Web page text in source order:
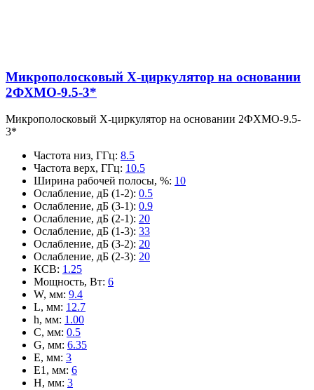
Микрополосковый X-циркулятор на основании
2ФХМО-9.5-3*
Микрополосковый X-циркулятор на основании 2ФХМО-9.5-
3*
Частота низ, ГГц: 8.5
Частота верх, ГГц: 10.5
Ширина рабочей полосы, %: 10
Ослабление, дБ (1-2): 0.5
Ослабление, дБ (3-1): 0.9
Ослабление, дБ (2-1): 20
Ослабление, дБ (1-3): 33
Ослабление, дБ (3-2): 20
Ослабление, дБ (2-3): 20
КСВ: 1.25
Мощность, Вт: 6
W, мм: 9.4
L, мм: 12.7
h, мм: 1.00
C, мм: 0.5
G, мм: 6.35
E, мм: 3
E1, мм: 6
H, мм: 3